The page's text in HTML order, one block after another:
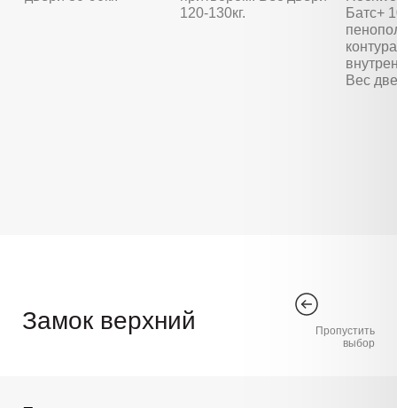
120-130кг.
Батс+
Вес
Замок верхний
Пропустить
выбор